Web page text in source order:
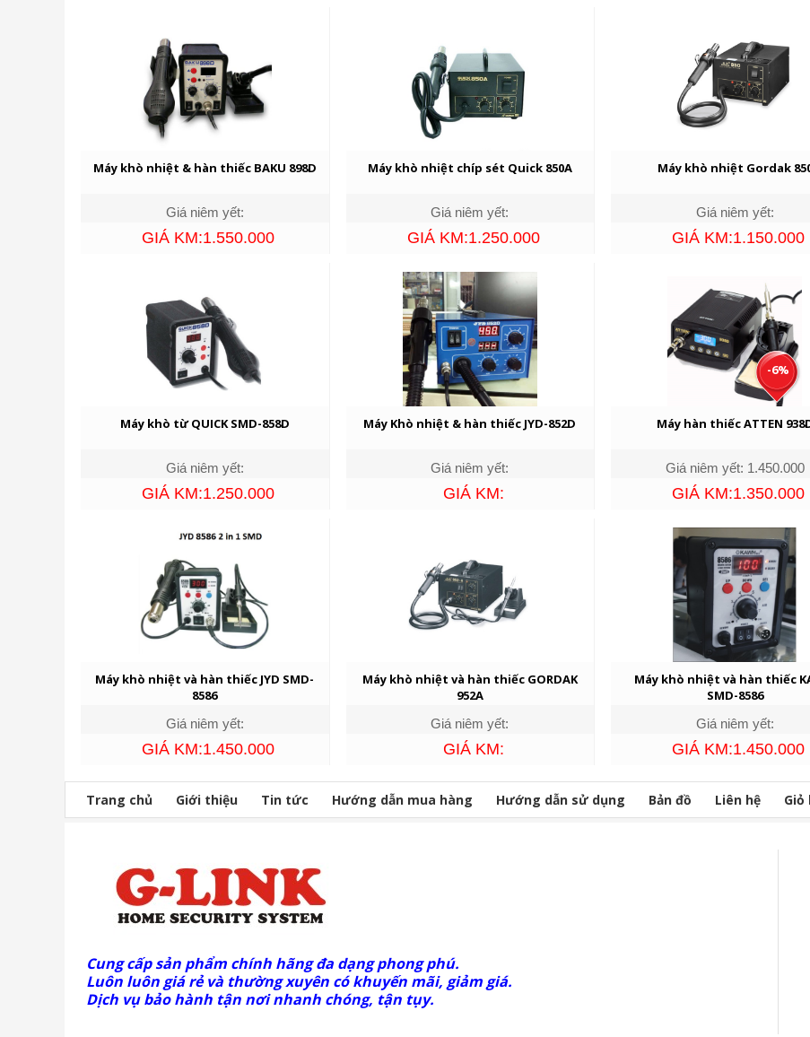
Máy khò nhiệt & hàn thiếc BAKU 898D
Giá niêm yết:
GIÁ KM:1.550.000
Máy khò nhiệt chíp sét Quick 850A
Giá niêm yết:
GIÁ KM:1.250.000
Máy khò nhiệt Gordak
Giá niêm yết:
GIÁ KM:1.150.000
Máy khò từ QUICK SMD-858D
Giá niêm yết:
GIÁ KM:1.250.000
Máy Khò nhiệt & hàn thiếc JYD-852D
Giá niêm yết:
GIÁ KM:
-6%
Máy hàn thiếc ATTEN
Giá niêm yết: 1.450.000
GIÁ KM:1.350.000
Máy khò nhiệt và hàn thiếc JYD SMD-
8586
Giá niêm yết:
GIÁ KM:1.450.000
Máy khò nhiệt và hàn thiếc GORDAK
952A
Giá niêm yết:
GIÁ KM:
Máy khò nhiệt và hàn thiếc
SMD-8586
Giá niêm yết:
GIÁ KM:1.450.000
Trang chủ Giới thiệu Tin tức Hướng dẫn mua hàng Hướng dẫn sử dụng Bản đồ Liên hệ Giỏ
Cung cấp sản phẩm chính hãng đa dạng phong phú.
Luôn luôn giá rẻ và thường xuyên có khuyến mãi, giảm giá.
Dịch vụ bảo hành tận nơi nhanh chóng, tận tụy.